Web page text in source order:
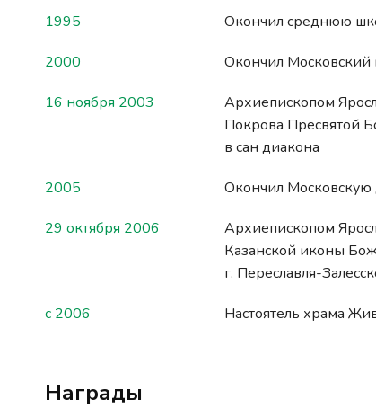
1995 Окончил среднюю
2000 Окончил Московский
16 ноября 2003
Архиепископом
Покрова Пресвятой
в сан диакона
2005 Окончил
29 октября 2006
Архиепископом
Казанской иконы
г. Переславля-
с 2006 Настоятель храма
Награды